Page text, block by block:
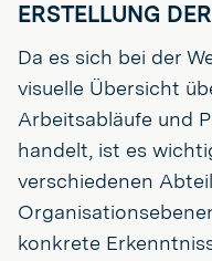
ERSTELLUNG
Da es sich bei der
visuelle Übersicht
Arbeitsabläufe und
handelt, ist es
verschiedenen
konkrete